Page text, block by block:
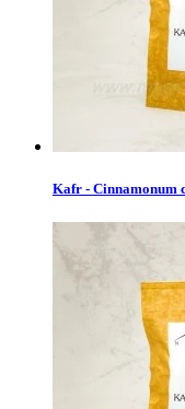
Kafr - Cinnamonum